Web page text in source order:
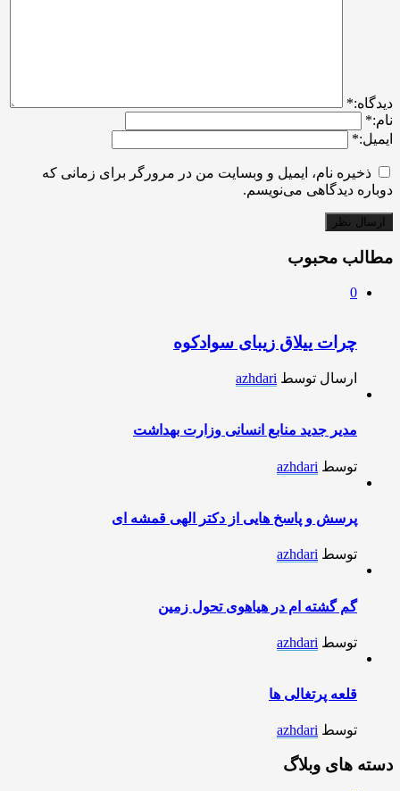
ديدگاه:*
نام:*
ایمیل:*
ذخیره نام، ایمیل و وبسایت من در مرورگر برای زمانی که
دوباره دیدگاهی می‌نویسم.
مطالب محبوب
0
چرات ییلاق زیبای سوادکوه
ارسال توسط azhdari
مدیر جدید منابع انسانی وزارت بهداشت
توسط azhdari
پرسش و پاسخ هایی از دکتر الهی قمشه ای
توسط azhdari
گم گشته ام در هیاهوی تحول زمین
توسط azhdari
قلعه پرتغالی ها
توسط azhdari
دسته های وبلاگ